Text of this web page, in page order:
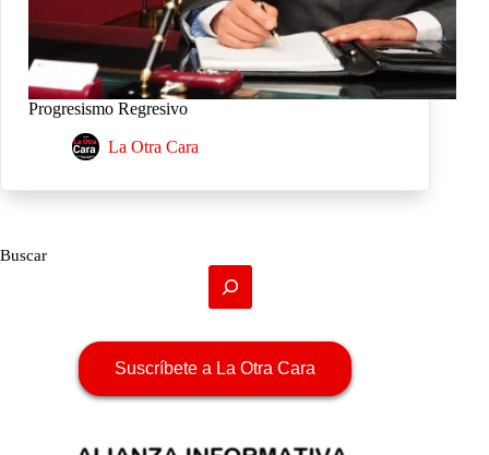
Progresismo Regresivo
La Otra Cara
Buscar
Suscríbete a La Otra Cara